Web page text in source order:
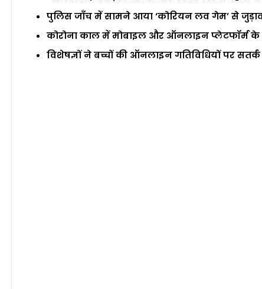
पुलिस जाँच में सामने आया ‘कोरियन लव गेम’ से
कोरोना काल में मोबाइल और ऑनलाइन प्लेटफॉर्म
विशेषज्ञों ने बच्चों की ऑनलाइन गतिविधियों पर